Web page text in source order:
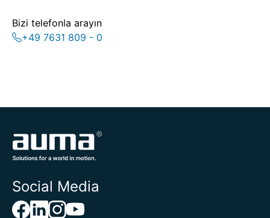
Bizi telefonla arayın
+49 7631 809 - 0
Social Media